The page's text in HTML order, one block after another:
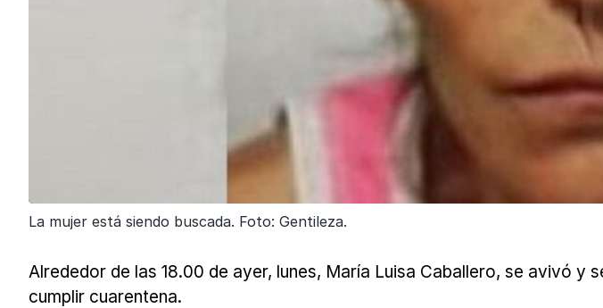
La mujer está siendo buscada. Foto: Gentileza.
Alrededor de las 18.00 de ayer, lunes, María Luisa Caballero, se avivó y
cumplir cuarentena.